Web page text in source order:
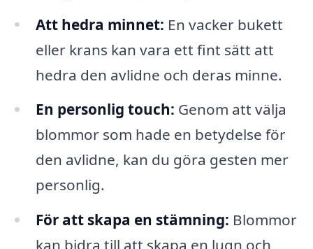
Att hedra minnet: En vacker bukett
eller krans kan vara ett fint sätt att
hedra den avlidne och deras minne.
En personlig touch: Genom att välja
blommor som hade en betydelse för
den avlidne, kan du göra gesten mer
personlig.
För att skapa en stämning: Blommor
kan bidra till att skapa en lugn och